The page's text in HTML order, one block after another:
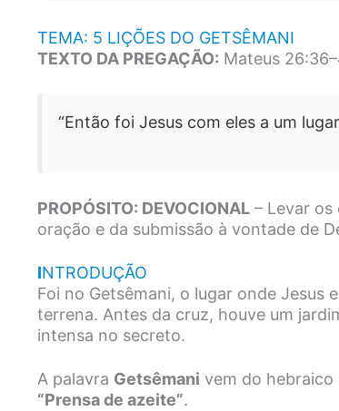
TEMA: 5 LIÇÕES DO GETSÊMANI
TEXTO DA PREGAÇÃO: Mateus
“Então foi Jesus com eles a um
PROPÓSITO: DEVOCIONAL – Levar
oração e da submissão à vontade de
INTRODUÇÃO
Foi no Getsêmani, o lugar onde Jesus
terrena. Antes da cruz, houve um
intensa no secreto.
A palavra Getsêmani vem do hebraico
“Prensa de azeite”.